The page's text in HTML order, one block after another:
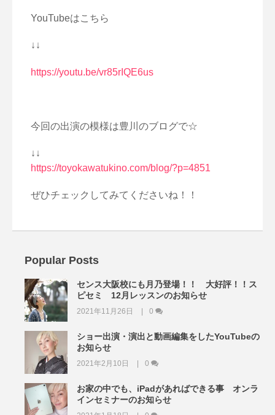
YouTubeはこちら
↓↓
https://youtu.be/vr85rIQE6us
今回の出演の模様は豊川のブログで☆
↓↓
https://toyokawatukino.com/blog/?p=4851
ぜひチェックしてみてくださいね！！
Popular Posts
センス大阪校にも月乃登場！！ 大好評！！ス
ピセミ 12月レッスンのお知らせ
2021年11月26日 0
ショー出演・演出と動画編集をしたYouTubeの
お知らせ
2021年2月10日 0
お家の中でも、iPadがあればできる事 オンラ
インセミナーのお知らせ